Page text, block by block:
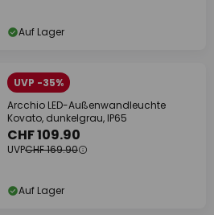
Auf Lager
UVP -35%
Arcchio LED-Außenwandleuchte
Kovato, dunkelgrau, IP65
CHF 109.90
UVPCHF 169.90
Auf Lager